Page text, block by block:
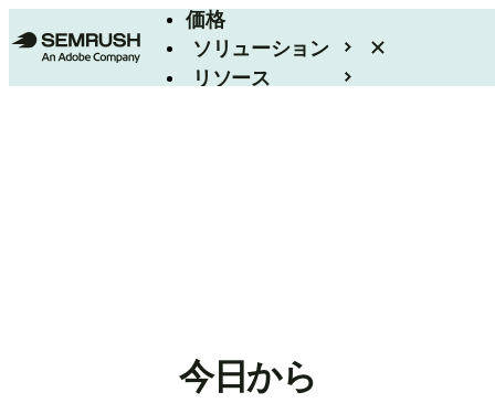
価格
ソリューション
リソース
今日から